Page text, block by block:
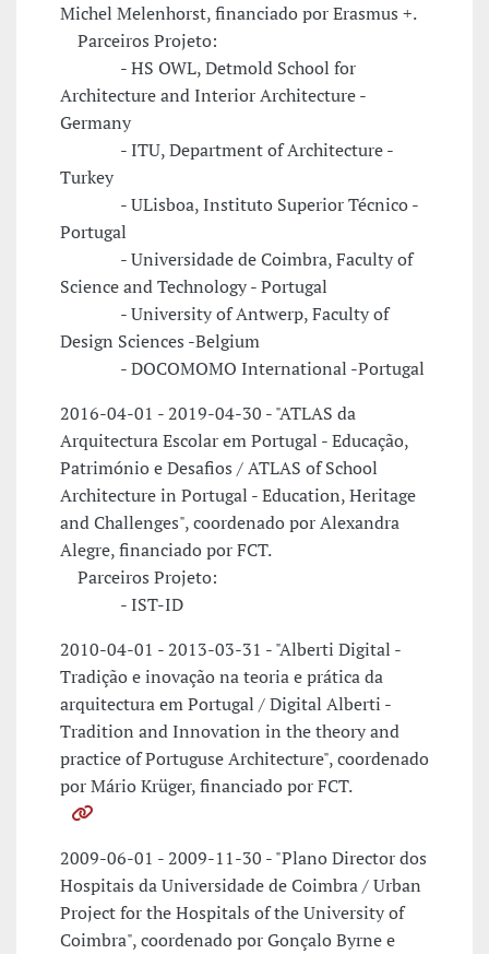
Michel Melenhorst, financiado por Erasmus +.
Parceiros Projeto:
- HS OWL, Detmold School for
Architecture and Interior Architecture -
Germany
- ITU, Department of Architecture -
Turkey
- ULisboa, Instituto Superior Técnico -
Portugal
- Universidade de Coimbra, Faculty of
Science and Technology - Portugal
- University of Antwerp, Faculty of
Design Sciences -Belgium
- DOCOMOMO International -Portugal
2016-04-01 - 2019-04-30 - "ATLAS da
Arquitectura Escolar em Portugal - Educação,
Património e Desafios / ATLAS of School
Architecture in Portugal - Education, Heritage
and Challenges", coordenado por Alexandra
Alegre, financiado por FCT.
Parceiros Projeto:
- IST-ID
2010-04-01 - 2013-03-31 - "Alberti Digital -
Tradição e inovação na teoria e prática da
arquitectura em Portugal / Digital Alberti -
Tradition and Innovation in the theory and
practice of Portuguse Architecture", coordenado
por Mário Krüger, financiado por FCT.
2009-06-01 - 2009-11-30 - "Plano Director dos
Hospitais da Universidade de Coimbra / Urban
Project for the Hospitals of the University of
Coimbra", coordenado por Gonçalo Byrne e